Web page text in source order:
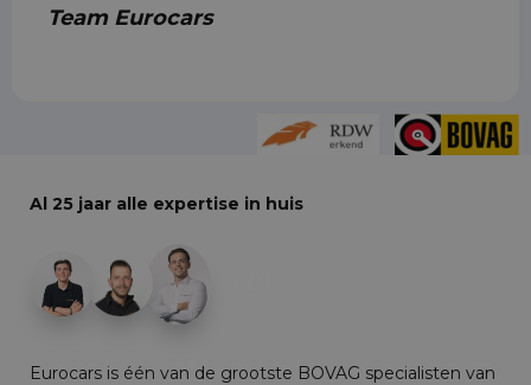
Team Eurocars
Al 25 jaar alle expertise in huis
Eurocars is één van de grootste BOVAG specialisten van